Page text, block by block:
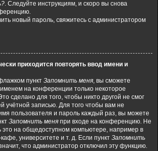
. Следуйте инструкциям, и скоро вы снова
новый пароль, свяжитесь с администратором
приходится повторять ввод имени и
пункт Запомнить меня, вы сможете
на конференции только некоторое
сделано для того, чтобы никто другой не смог
учётной записью. Для того чтобы вам не
пользователя и пароль каждый раз, вы можете
Запомнить меня при входе на конференцию. Не
это на общедоступном компьютере, например в
университете и т. д. Если пункт Запомнить
что администратор отключил эту функцию.